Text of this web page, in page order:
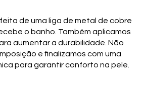
de uma liga de metal de cobre
o banho. Também aplicamos
aumentar a durabilidade. Não
e finalizamos com uma
para garantir conforto na pele.